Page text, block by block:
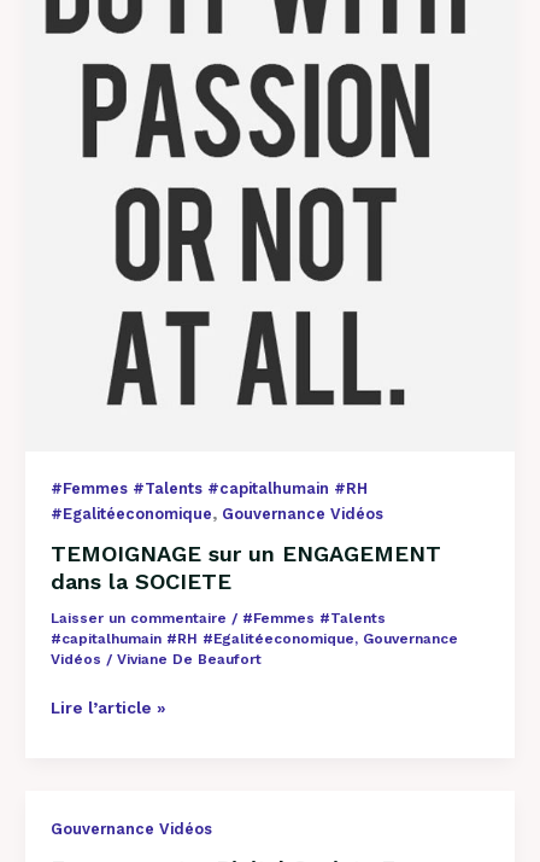
#Femmes #Talents #capitalhumain #RH
#Egalitéeconomique, Gouvernance Vidéos
TEMOIGNAGE sur un ENGAGEMENT
dans la SOCIETE
Laisser un commentaire / #Femmes #Talents
#capitalhumain #RH #Egalitéeconomique, Gouvernance
Vidéos / Viviane De Beaufort
dans
SOCIETE
Lire l’article »
Gouvernance Vidéos
Engagement